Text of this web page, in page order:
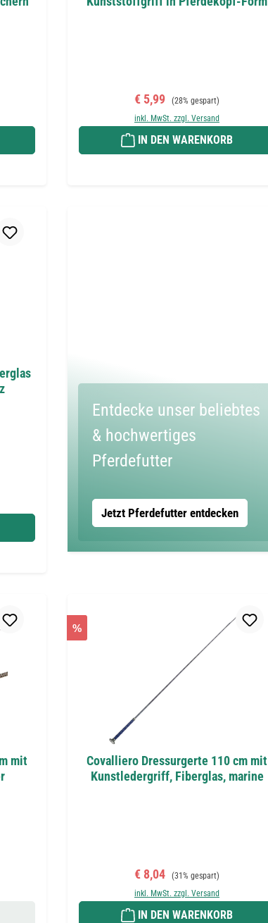
Verkaufspreis:
€ 5,99 Regulärer Preis:
(28% gespart)
inkl. MwSt. zzgl. Versand
IN DEN WARENKORB
Entdecke unser beliebtes
& hochwertiges
Pferdefutter
Jetzt Pferdefutter entdecken
mit
%
Covalliero Dressurgerte 110 cm mit
Kunstledergriff, Fiberglas, marine
Verkaufspreis:
€ 8,04 Regulärer Preis:
(31% gespart)
inkl. MwSt. zzgl. Versand
IN DEN WARENKORB